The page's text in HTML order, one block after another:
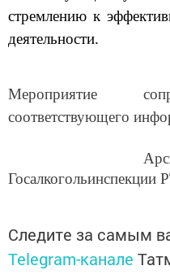
стремлению к
деятельности.
Мероприятие
соответствующего
Арский
Госалкогольинспекции
Следите за самым
Telegram-канале